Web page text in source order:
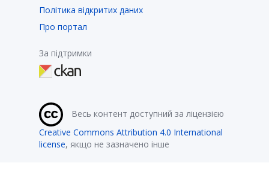
Політика відкритих даних
Про портал
За підтримки
Весь контент доступний за ліцензією
Creative Commons Attribution 4.0 International
license, якщо не зазначено інше